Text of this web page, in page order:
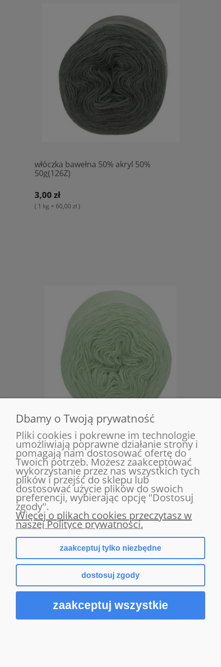
włóczka bawełna 50% akryl 50%
50g(126Z)
3,00 zł
( 1 kg = 60,00 zł )
włóczka bawełna 50% akryl 50%
50g(204Z)
3,00 zł
( 1 kg = 60,00 zł )
Do koszyka
Dbamy o Twoją prywatność
Pliki cookies i pokrewne im technologie
umożliwiają poprawne działanie strony i
pomagają nam dostosować ofertę do
Twoich potrzeb. Możesz zaakceptować
wykorzystanie przez nas wszystkich tych
plików i przejść do sklepu lub
dostosować użycie plików do swoich
preferencji, wybierając opcję "Dostosuj
zgody".
Więcej o plikach cookies przeczytasz w
naszej Polityce prywatności.
zaakceptuj tylko niezbędne
dostosuj zgody
zaakceptuj wszystkie